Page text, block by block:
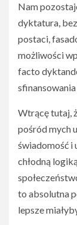
Nam
dyktatura,
postaci,
możliwości
facto
Wtrącę tutaj,
pośród mych
świadomość i
chłodną
to absolutna
lepsze